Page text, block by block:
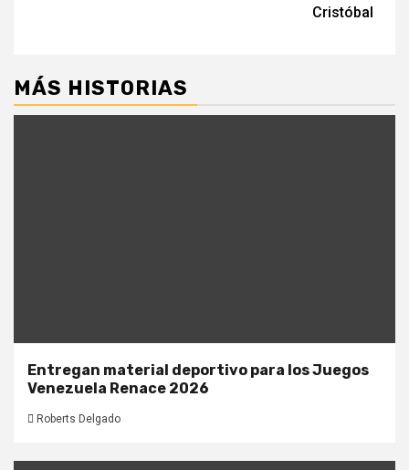
Cristóbal
MÁS HISTORIAS
Entregan material deportivo para los Juegos
Venezuela Renace 2026
Roberts Delgado